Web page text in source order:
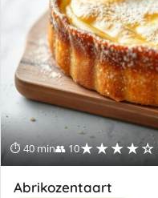
⏱ 40 min👥 10★★★★☆
Abrikozentaart